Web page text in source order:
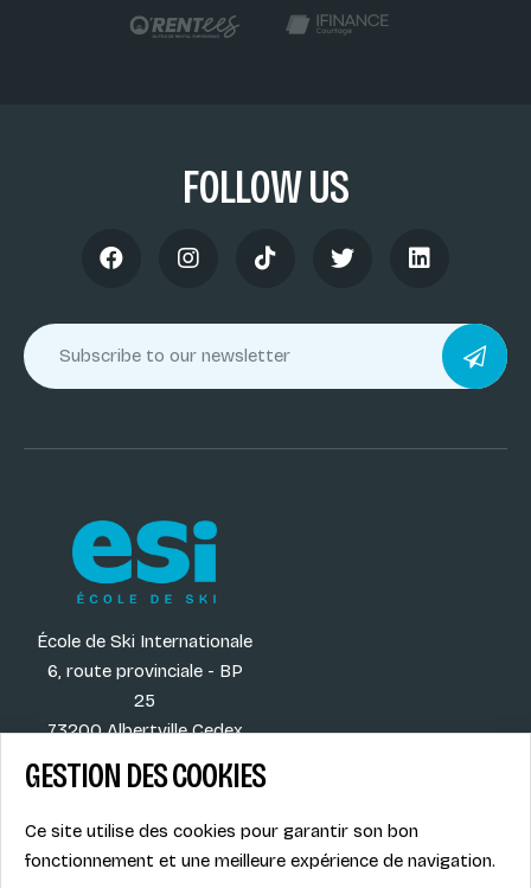
FOLLOW US
École de Ski Internationale
6, route provinciale - BP
25
73200 Albertville Cedex
France
Our destinations Legal info
GESTION DES COOKIES
Ce site utilise des cookies pour garantir son bon
fonctionnement et une meilleure expérience de navigation.